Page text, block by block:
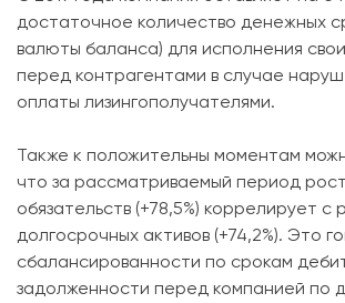
достаточное количество денежных
валюты баланса) для исполнения
перед контрагентами в случае
оплаты лизингополучателями.
Также к положительны моментам
что за рассматриваемый период
обязательств (+78,5%) коррелирует с
долгосрочных активов (+74,2%). Это
сбалансированности по срокам
задолженности перед компанией по